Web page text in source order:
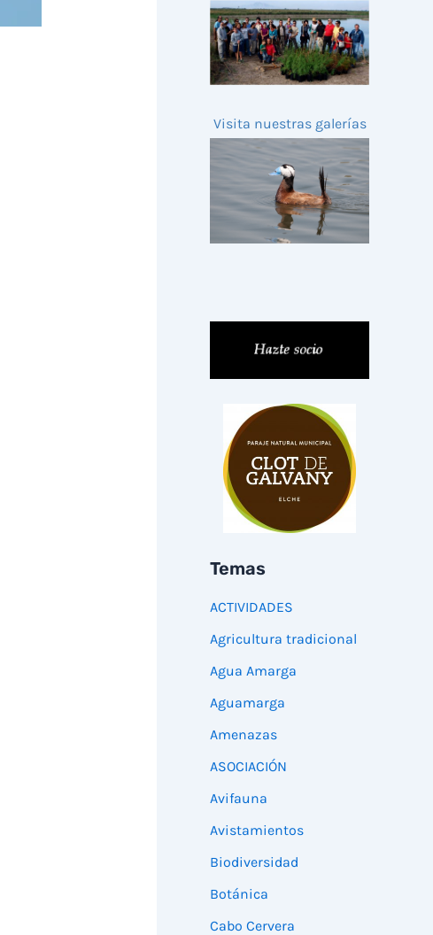
Visita nuestras galerías
Temas
ACTIVIDADES
Agricultura tradicional
Agua Amarga
Aguamarga
Amenazas
ASOCIACIÓN
Avifauna
Avistamientos
Biodiversidad
Botánica
Cabo Cervera